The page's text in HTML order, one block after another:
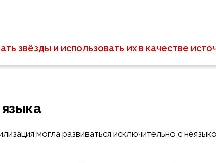
звёзды и использовать их в качестве
могла развиваться исключительно с